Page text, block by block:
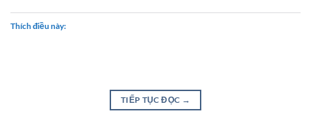
Thích điều này:
TIẾP TỤC ĐỌC →